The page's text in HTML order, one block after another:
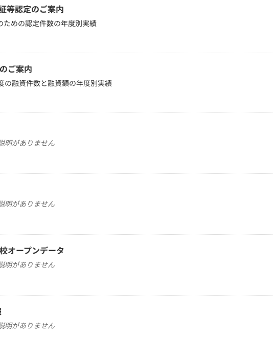
等認定のご案内
ための認定件数の年度別実績
ご案内
の融資件数と融資額の年度別実績
明がありません
明がありません
オープンデータ
明がありません
明がありません